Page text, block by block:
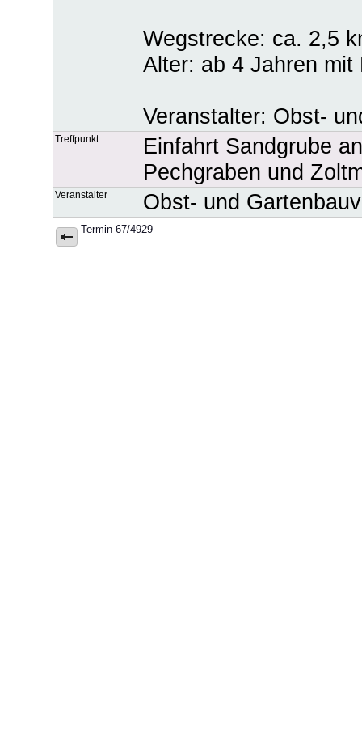
Wegstrecke: ca. 2,5
Alter: ab 4 Jahren mit
Veranstalter: Obst-
Treffpunkt
Einfahrt Sandgrube
Pechgraben und
Veranstalter Obst- und
Termin 67/4929